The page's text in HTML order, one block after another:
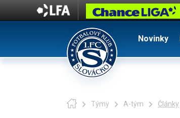
Novinky
Týmy A-tým Články